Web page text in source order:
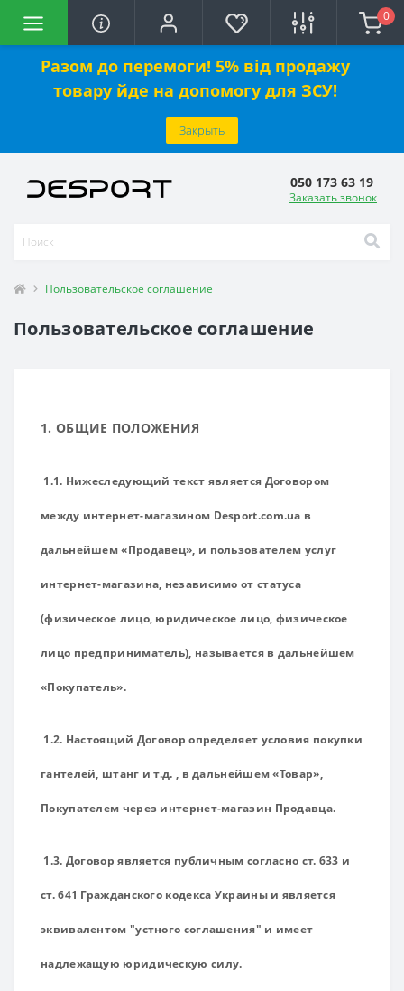
Разом до перемоги! 5% від продажу
товару йде на допомогу для ЗСУ!
Закрыть
0
050 173 63 19
Заказать звонок
Пользовательское соглашение
Пользовательское соглашение
1. ОБЩИЕ ПОЛОЖЕНИЯ
1.1. Нижеследующий текст является Договором
между интернет-магазином Desport.com.ua в
дальнейшем «Продавец», и пользователем услуг
интернет-магазина, независимо от статуса
(физическое лицо, юридическое лицо, физическое
лицо предприниматель), называется в дальнейшем
«Покупатель».
1.2. Настоящий Договор определяет условия покупки
гантелей, штанг и т.д. , в дальнейшем «Товар»,
Покупателем через интернет-магазин Продавца.
1.3. Договор является публичным согласно ст. 633 и
ст. 641 Гражданского кодекса Украины и является
эквивалентом "устного соглашения" и имеет
надлежащую юридическую силу.